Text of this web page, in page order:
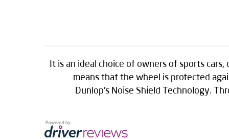
It is an ideal choice of owners of sports
means that the wheel is protected
Dunlop's Noise Shield Technology.